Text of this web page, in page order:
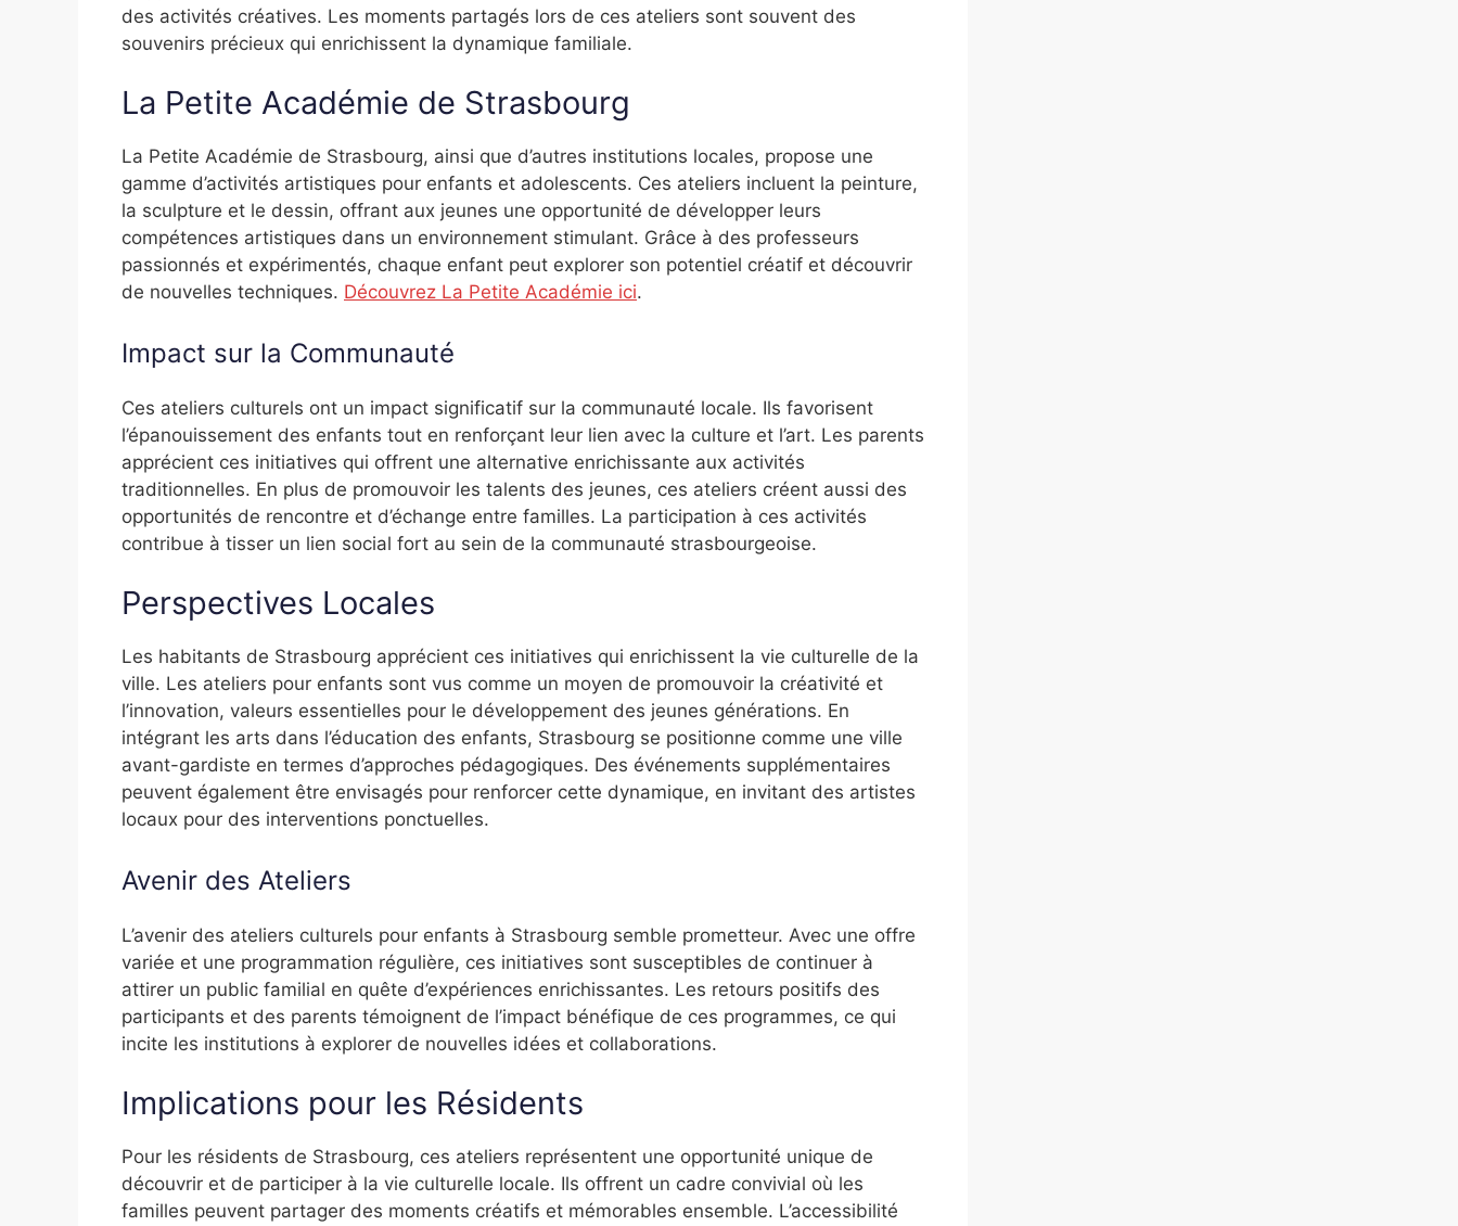
des activités créatives. Les moments partagés lors de ces ateliers sont souvent des
souvenirs précieux qui enrichissent la dynamique familiale.
La Petite Académie de Strasbourg
La Petite Académie de Strasbourg, ainsi que d’autres institutions locales, propose une
gamme d’activités artistiques pour enfants et adolescents. Ces ateliers incluent la peinture,
la sculpture et le dessin, offrant aux jeunes une opportunité de développer leurs
compétences artistiques dans un environnement stimulant. Grâce à des professeurs
passionnés et expérimentés, chaque enfant peut explorer son potentiel créatif et découvrir
de nouvelles techniques. Découvrez La Petite Académie ici.
Impact sur la Communauté
Ces ateliers culturels ont un impact significatif sur la communauté locale. Ils favorisent
l’épanouissement des enfants tout en renforçant leur lien avec la culture et l’art. Les parents
apprécient ces initiatives qui offrent une alternative enrichissante aux activités
traditionnelles. En plus de promouvoir les talents des jeunes, ces ateliers créent aussi des
opportunités de rencontre et d’échange entre familles. La participation à ces activités
contribue à tisser un lien social fort au sein de la communauté strasbourgeoise.
Perspectives Locales
Les habitants de Strasbourg apprécient ces initiatives qui enrichissent la vie culturelle de la
ville. Les ateliers pour enfants sont vus comme un moyen de promouvoir la créativité et
l’innovation, valeurs essentielles pour le développement des jeunes générations. En
intégrant les arts dans l’éducation des enfants, Strasbourg se positionne comme une ville
avant-gardiste en termes d’approches pédagogiques. Des événements supplémentaires
peuvent également être envisagés pour renforcer cette dynamique, en invitant des artistes
locaux pour des interventions ponctuelles.
Avenir des Ateliers
L’avenir des ateliers culturels pour enfants à Strasbourg semble prometteur. Avec une offre
variée et une programmation régulière, ces initiatives sont susceptibles de continuer à
attirer un public familial en quête d’expériences enrichissantes. Les retours positifs des
participants et des parents témoignent de l’impact bénéfique de ces programmes, ce qui
incite les institutions à explorer de nouvelles idées et collaborations.
Implications pour les Résidents
Pour les résidents de Strasbourg, ces ateliers représentent une opportunité unique de
découvrir et de participer à la vie culturelle locale. Ils offrent un cadre convivial où les
familles peuvent partager des moments créatifs et mémorables ensemble. L’accessibilité